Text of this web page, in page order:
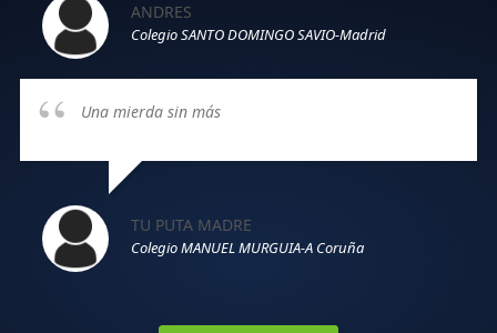
ANDRES
Colegio SANTO DOMINGO SAVIO-Madrid
Una mierda sin más
TU PUTA MADRE
Colegio MANUEL MURGUIA-A Coruña